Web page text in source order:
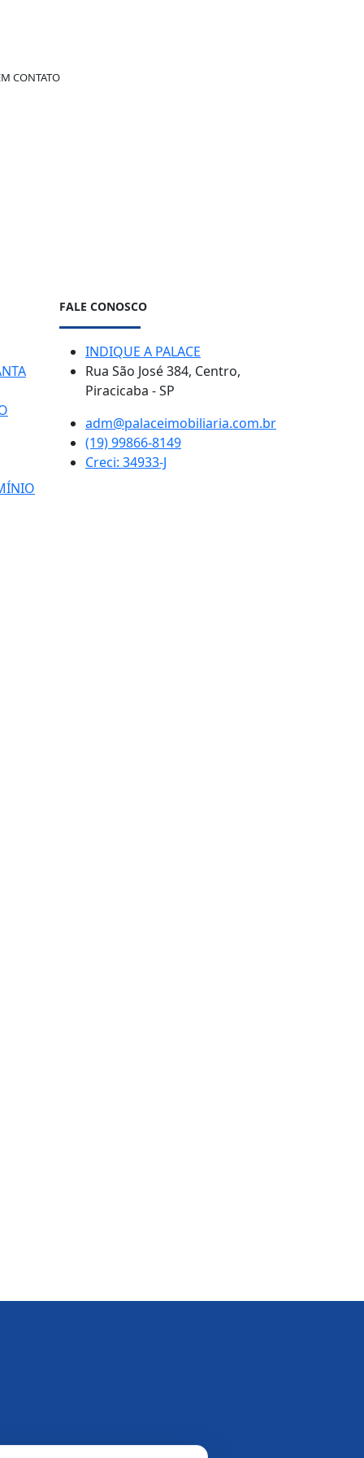
CONTATO
FALE CONOSCO
INDIQUE A PALACE
Rua São José 384, Centro,
Piracicaba - SP
adm@palaceimobiliaria.com.br
(19) 99866-8149
Creci: 34933-J